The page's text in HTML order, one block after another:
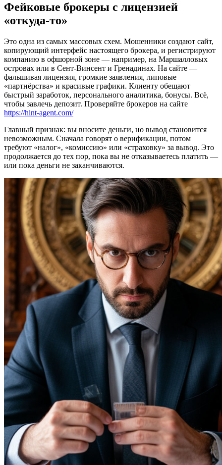
Фейковые брокеры с лицензией
«откуда-то»
Это одна из самых массовых схем. Мошенники создают сайт,
копирующий интерфейс настоящего брокера, и регистрируют
компанию в офшорной зоне — например, на Маршалловых
островах или в Сент-Винсент и Гренадинах. На сайте —
фальшивая лицензия, громкие заявления, липовые
«партнёрства» и красивые графики. Клиенту обещают
быстрый заработок, персонального аналитика, бонусы. Всё,
чтобы завлечь депозит. Проверяйте брокеров на сайте
https://hint-agent.com/
Главный признак: вы вносите деньги, но вывод становится
невозможным. Сначала говорят о верификации, потом
требуют «налог», «комиссию» или «страховку» за вывод. Это
продолжается до тех пор, пока вы не отказываетесь платить —
или пока деньги не заканчиваются.